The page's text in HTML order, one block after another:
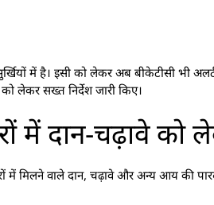
में है। इसी को लेकर अब बीकेटीसी भी
लेकर सख्त निर्देश जारी किए।
में दान-चढ़ावे को
वाले दान, चढ़ावे और अन्य आय की